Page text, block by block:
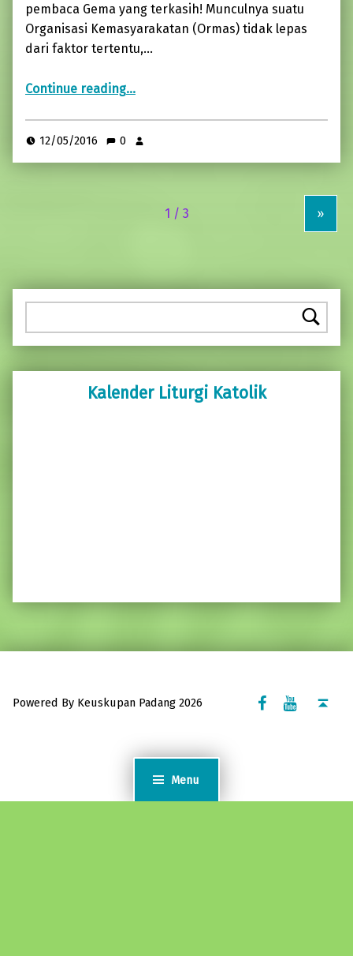
Menu
pembaca Gema yang terkasih! Munculnya suatu
Organisasi Kemasyarakatan (Ormas) tidak lepas
dari faktor tertentu,…
Continue reading“Ormas Katolik di Tengah Gereja (Majalah Gema, Edisi Mei 2016)”
…
12/05/2016 0
»
Pencarian
Kalender Liturgi Katolik
Powered By Keuskupan Padang 2026